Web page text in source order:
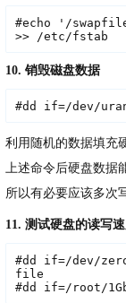
#echo '/swapfile
>> /etc/fstab
10. 销毁磁盘数据
#dd if=/dev/
利用随机的数据填充
上述命令后硬盘数据
所以有必要应该多次
11. 测试硬盘的读写
#dd if=/dev/
file
#dd if=/root/